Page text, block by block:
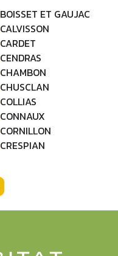
BOISSET ET GAUJAC
CALVISSON
CARDET
CENDRAS
CHAMBON
CHUSCLAN
COLLIAS
CONNAUX
CORNILLON
CRESPIAN